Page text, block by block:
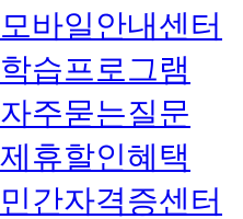
모바일안내센터
학습프로그램
자주묻는질문
제휴할인혜택
민간자격증센터